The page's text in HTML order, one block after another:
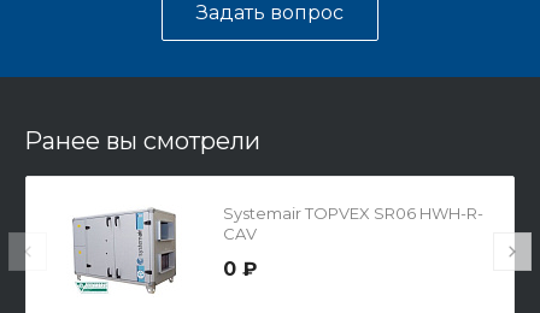
Задать вопрос
Ранее вы смотрели
Systemair TOPVEX SR06 HWH-R-
CAV
0 ₽